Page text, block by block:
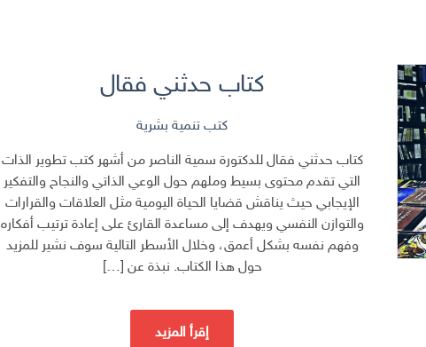
كتاب حدثني فقال
كتب تنمية بشرية
كتاب حدثني فقال للدكتورة سمية الناصر من أشهر كتب تطوير الذات
التي تقدم محتوى بسيط وملهم حول الوعي الذاتي والنجاح والتفكير
الإيجابي حيث يناقش قضايا الحياة اليومية مثل العلاقات والقرارات
والتوازن النفسي ويهدف إلى مساعدة القارئ على إعادة ترتيب أفكاره
وفهم نفسه بشكل أعمق، وخلال الأسطر التالية سوف نشير للمزيد
حول هذا الكتاب. نبذة عن […]
إقرأ المزيد